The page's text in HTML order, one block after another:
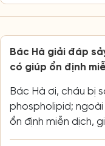
Bác Hà giải đáp
có giúp ổn định
Bác Hà ơi, cháu bị
phospholipid;
ổn định miễn dịch,